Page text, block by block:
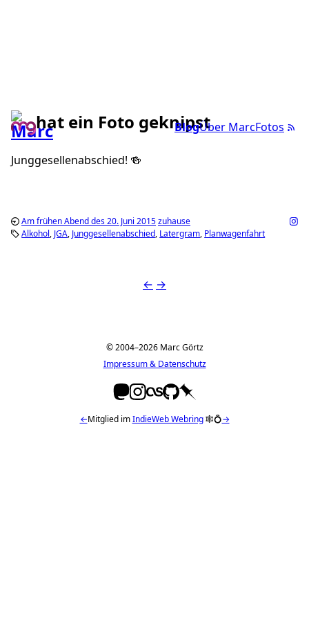
BlogÜber MarcFotos
hat ein Foto geknipst
Junggesellenabschied! 🍻
Am frühen Abend des 20. Juni 2015zuhause
Alkohol JGA Junggesellenabschied Latergram Planwagenfahrt
← →
© 2004–2026 Marc Görtz
Impressum & Datenschutz
←Mitglied imIndieWeb Webring🕸💍→